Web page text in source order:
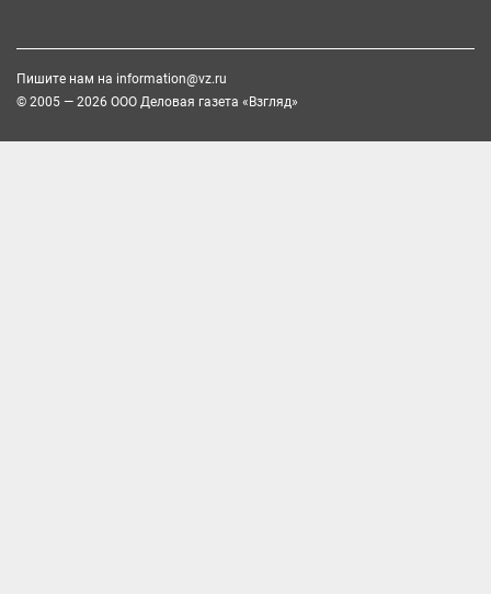
Пишите нам на information@vz.ru
© 2005 — 2026 ООО Деловая газета «Взгляд»